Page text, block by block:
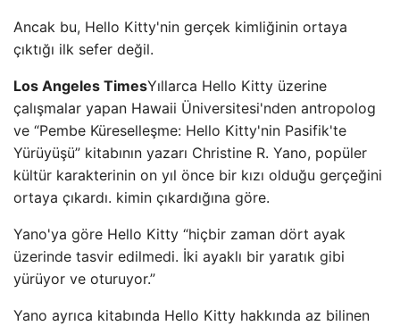
Ancak bu, Hello Kitty'nin gerçek kimliğinin ortaya
çıktığı ilk sefer değil.
Los Angeles TimesYıllarca Hello Kitty üzerine
çalışmalar yapan Hawaii Üniversitesi'nden antropolog
ve “Pembe Küreselleşme: Hello Kitty'nin Pasifik'te
Yürüyüşü” kitabının yazarı Christine R. Yano, popüler
kültür karakterinin on yıl önce bir kızı olduğu gerçeğini
ortaya çıkardı. kimin çıkardığına göre.
Yano'ya göre Hello Kitty “hiçbir zaman dört ayak
üzerinde tasvir edilmedi. İki ayaklı bir yaratık gibi
yürüyor ve oturuyor.”
Yano ayrıca kitabında Hello Kitty hakkında az bilinen